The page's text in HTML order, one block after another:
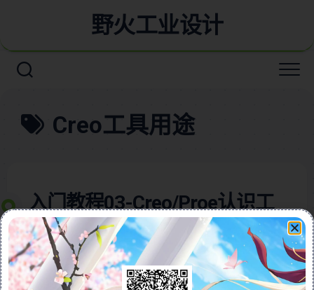
野火工业设计
Creo工具用途
入门教程03-Creo/Proe认识工
具栏及自定义详细视频教程
本教程全面解析Creo 9.0基础工具栏及其自定义设置，
帮助用户高效掌握软件的核心操作。视频详细介绍了模